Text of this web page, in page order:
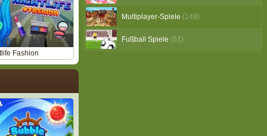
Fashion
Multiplayer-Spiele (149)
Fußball Spiele (51)